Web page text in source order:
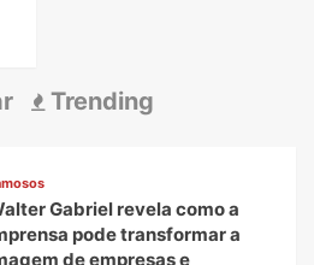
Trending
Gabriel revela como a
pode transformar a
de empresas e